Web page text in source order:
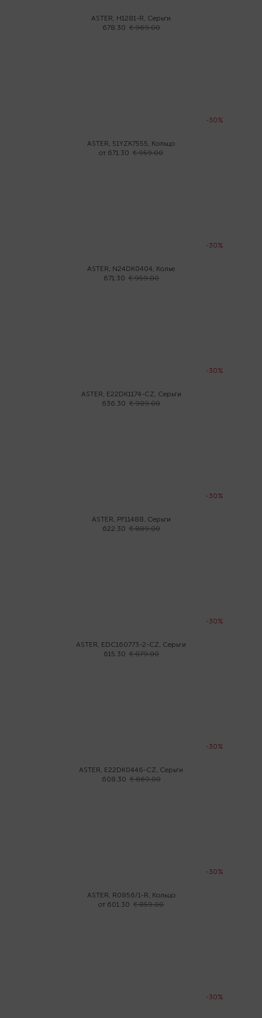
ASTER, H1281-R, Серьги
678.30 € 969.00
-30%
ASTER, 51YZK7555, Кольцо
от 671.30 € 959.00
-30%
ASTER, N24DK0404, Колье
671.30 € 959.00
-30%
ASTER, E22DK1174-CZ, Серьги
636.30 € 909.00
-30%
ASTER, PF11488, Серьги
622.30 € 889.00
-30%
ASTER, EDC160773-2-CZ, Серьги
615.30 € 879.00
-30%
ASTER, E22DK0446-CZ, Серьги
608.30 € 869.00
-30%
ASTER, R0856/1-R, Кольцо
от 601.30 € 859.00
-30%